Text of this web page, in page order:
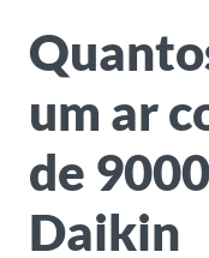
um ar
de
Daikin